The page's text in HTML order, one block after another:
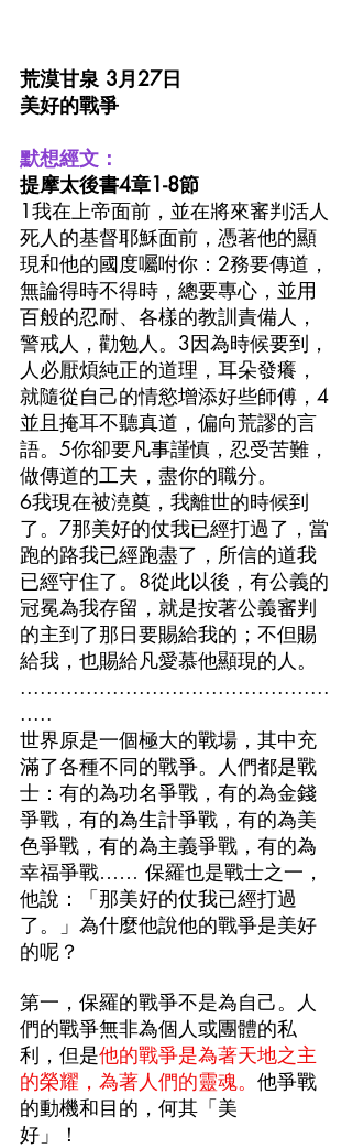
荒漠甘泉 3月27日
美好的戰爭
默想經文：
提摩太後書4章1-8節
1我在上帝面前，並在將來審判活人
死人的基督耶穌面前，憑著他的顯
現和他的國度囑咐你：2務要傳道，
無論得時不得時，總要專心，並用
百般的忍耐、各樣的教訓責備人，
警戒人，勸勉人。3因為時候要到，
人必厭煩純正的道理，耳朵發癢，
就隨從自己的情慾增添好些師傅，4
並且掩耳不聽真道，偏向荒謬的言
語。5你卻要凡事謹慎，忍受苦難，
做傳道的工夫，盡你的職分。
6我現在被澆奠，我離世的時候到
了。7那美好的仗我已經打過了，當
跑的路我已經跑盡了，所信的道我
已經守住了。8從此以後，有公義的
冠冕為我存留，就是按著公義審判
的主到了那日要賜給我的；不但賜
給我，也賜給凡愛慕他顯現的人。
...............................................
.....
世界原是一個極大的戰場，其中充
滿了各種不同的戰爭。人們都是戰
士：有的為功名爭戰，有的為金錢
爭戰，有的為生計爭戰，有的為美
色爭戰，有的為主義爭戰，有的為
幸福爭戰…… 保羅也是戰士之一，
他說：「那美好的仗我已經打過
了。」為什麼他說他的戰爭是美好
的呢？
第一，保羅的戰爭不是為自己。人
們的戰爭無非為個人或團體的私
利，但是他的戰爭是為著天地之主
的榮耀，為著人們的靈魂。 他爭戰
的動機和目的，何其「美
好」！